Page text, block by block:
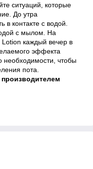
ситуаций, которые
До утра
контакте с водой.
с мылом. На
Lotion каждый вечер в
эффекта
необходимости, чтобы
пота.